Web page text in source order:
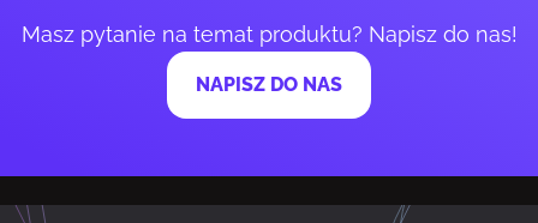
Waga produktu 160 g
DANE OPAKOWANIA
Masz pytanie na temat produktu? Napisz do nas!
NAPISZ DO NAS